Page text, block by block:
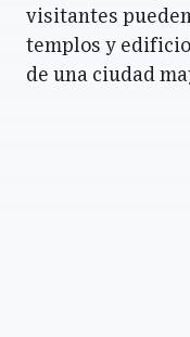
visitantes
templos y
de una ciudad